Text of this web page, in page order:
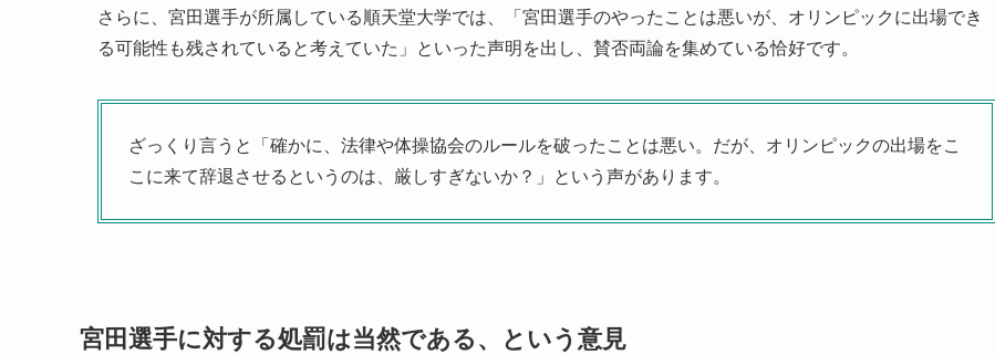
さらに、宮田選手が所属している順天堂大学では、「宮田選手のやったことは悪いが、オリンピックに出場でき
る可能性も残されていると考えていた」といった声明を出し、賛否両論を集めている恰好です。
ざっくり言うと「確かに、法律や体操協会のルールを破ったことは悪い。だが、オリンピックの出場をこ
こに来て辞退させるというのは、厳しすぎないか？」という声があります。
宮田選手に対する処罰は当然である、という意見